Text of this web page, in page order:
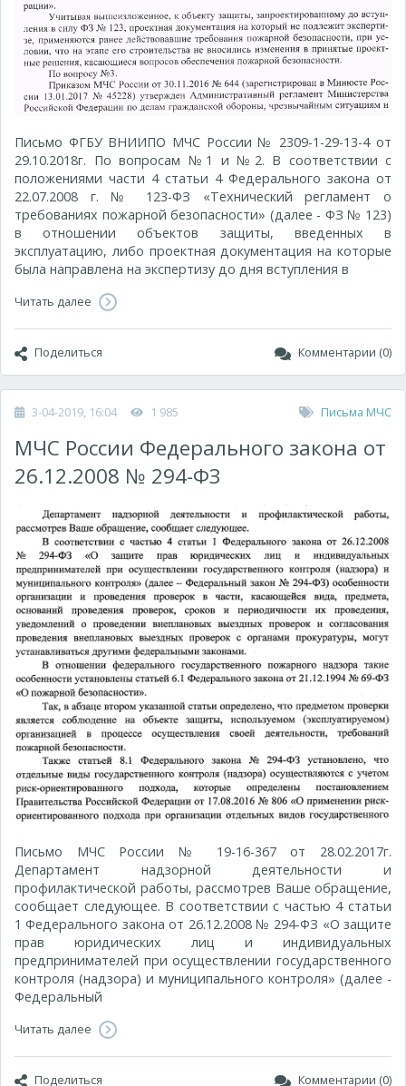
Письмо ФГБУ ВНИИПО МЧС России № 2309-1-29-13-4 от
29.10.2018г. По вопросам №1 и №2. В соответствии с
положениями части 4 статьи 4 Федерального закона от
22.07.2008 г. № 123-ФЗ «Технический регламент о
требованиях пожарной безопасности» (далее - ФЗ № 123)
в отношении объектов защиты, введенных в
эксплуатацию, либо проектная документация на которые
была направлена на экспертизу до дня вступления в
Читать далее
Поделиться Комментарии (0)
3-04-2019, 16:04 1 985 Письма МЧС
МЧС России Федерального закона от
26.12.2008 № 294-ФЗ
Письмо МЧС России № 19-16-367 от 28.02.2017г.
Департамент надзорной деятельности и
профилактической работы, рассмотрев Ваше обращение,
сообщает следующее. В соответствии с частью 4 статьи
1 Федерального закона от 26.12.2008 № 294-ФЗ «О защите
прав юридических лиц и индивидуальных
предпринимателей при осуществлении государственного
контроля (надзора) и муниципального контроля» (далее -
Федеральный
Читать далее
Поделиться Комментарии (0)